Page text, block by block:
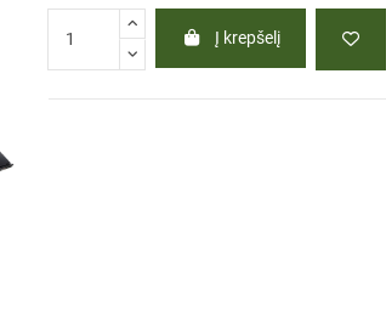
Į krepšelį